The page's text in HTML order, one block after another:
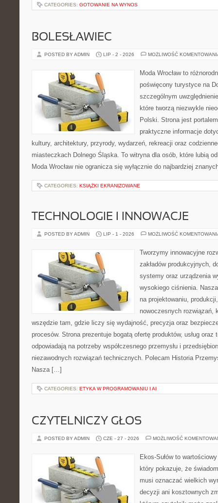
CATEGORIES: GOTOWANIE NA WYNOS
BOLESŁAWIEC
POSTED BY ADMIN LIP - 2 - 2026 MOŻLIWOŚĆ
Moda Wrocław to
poświęcony turystyce na
szczególnym
które tworzą niezwykle
Polski. Strona jest
praktyczne informacje
kultury, architektury, przyrody, wydarzeń, rekreacji oraz
miasteczkach Dolnego Śląska. To witryna dla osób, które lubią
Moda Wrocław nie ogranicza się wyłącznie do najbardziej
CATEGORIES: KSIĄŻKI EKRANIZOWANE
TECHNOLOGIE I INNOWACJE
POSTED BY ADMIN LIP - 1 - 2026 MOŻLIWOŚĆ
Tworzymy innowacyjne
zakładów produkcyjnych,
systemy oraz urządzenia
wysokiego ciśnienia.
na projektowaniu,
nowoczesnych rozwiązań,
wszędzie tam, gdzie liczy się wydajność, precyzja oraz
procesów. Strona prezentuje bogatą ofertę produktów, usług oraz
odpowiadają na potrzeby współczesnego przemysłu i
niezawodnych rozwiązań technicznych. Polecam Historia
Nasza […]
CATEGORIES: ETYKA W PROGRAMOWANIU I AI
CZYTELNICZY GŁOS
POSTED BY ADMIN CZE - 27 - 2026 MOŻLIWOŚĆ
Ekos-Sułów to
który pokazuje, że
musi oznaczać wielkich
decyzji ani kosztownych